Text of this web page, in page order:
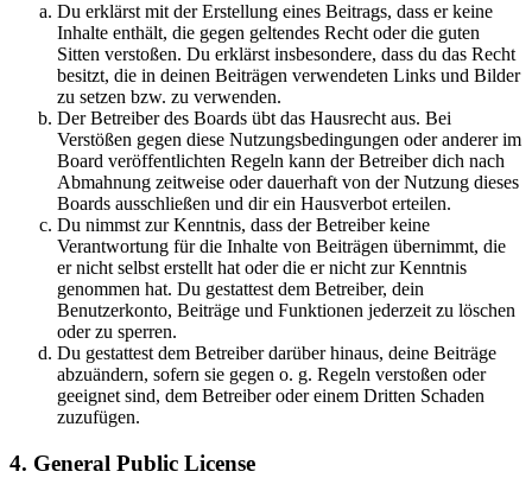
Du erklärst mit der Erstellung eines Beitrags, dass er keine
Inhalte enthält, die gegen geltendes Recht oder die guten
Sitten verstoßen. Du erklärst insbesondere, dass du das Recht
besitzt, die in deinen Beiträgen verwendeten Links und Bilder
zu setzen bzw. zu verwenden.
Der Betreiber des Boards übt das Hausrecht aus. Bei
Verstößen gegen diese Nutzungsbedingungen oder anderer im
Board veröffentlichten Regeln kann der Betreiber dich nach
Abmahnung zeitweise oder dauerhaft von der Nutzung dieses
Boards ausschließen und dir ein Hausverbot erteilen.
Du nimmst zur Kenntnis, dass der Betreiber keine
Verantwortung für die Inhalte von Beiträgen übernimmt, die
er nicht selbst erstellt hat oder die er nicht zur Kenntnis
genommen hat. Du gestattest dem Betreiber, dein
Benutzerkonto, Beiträge und Funktionen jederzeit zu löschen
oder zu sperren.
Du gestattest dem Betreiber darüber hinaus, deine Beiträge
abzuändern, sofern sie gegen o. g. Regeln verstoßen oder
geeignet sind, dem Betreiber oder einem Dritten Schaden
zuzufügen.
4. General Public License